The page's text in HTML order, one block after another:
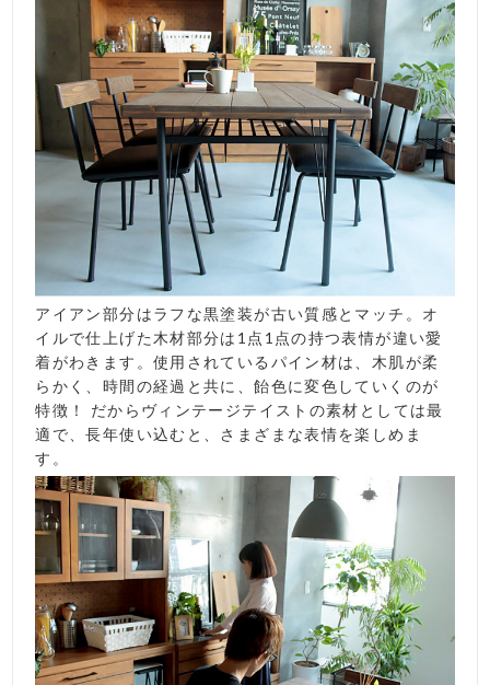
アイアン部分はラフな黒塗装が古い質感とマッチ。オ
イルで仕上げた木材部分は1点1点の持つ表情が違い愛
着がわきます。使用されているパイン材は、木肌が柔
らかく、時間の経過と共に、飴色に変色していくのが
特徴！ だからヴィンテージテイストの素材としては最
適で、長年使い込むと、さまざまな表情を楽しめま
す。